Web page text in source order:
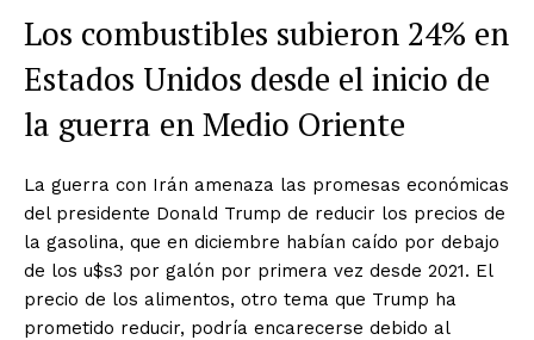
Los combustibles subieron 24% en
Estados Unidos desde el inicio de
la guerra en Medio Oriente
La guerra con Irán amenaza las promesas económicas
del presidente Donald Trump de reducir los precios de
la gasolina, que en diciembre habían caído por debajo
de los u$s3 por galón por primera vez desde 2021. El
precio de los alimentos, otro tema que Trump ha
prometido reducir, podría encarecerse debido al